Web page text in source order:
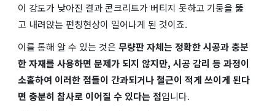
이 강도가 낮아진 결과 콘크리트가 버티지 못하고 기둥을 뚫
고 내려앉는 펀칭현상이 일어나게 된 것이죠.
이를 통해 알 수 있는 것은 무량판 자체는 정확한 시공과 충분
한 자재를 사용하면 문제가 되지 않지만, 시공 감리 등 과정이
소홀하여 이러한 점들이 간과되거나 철근이 적게 쓰이게 된다
면 충분히 참사로 이어질 수 있다는 점입니다.